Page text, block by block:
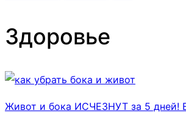
Здоровье
Живот и бока ИСЧЕЗНУТ за 5 дней!